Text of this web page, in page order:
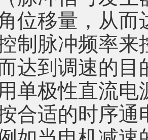
位移量，从
制脉冲频率
达到调速的
单极性直流
合适的时序